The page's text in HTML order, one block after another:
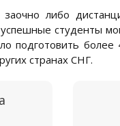
либо
студенты
подготовить
странах СНГ.